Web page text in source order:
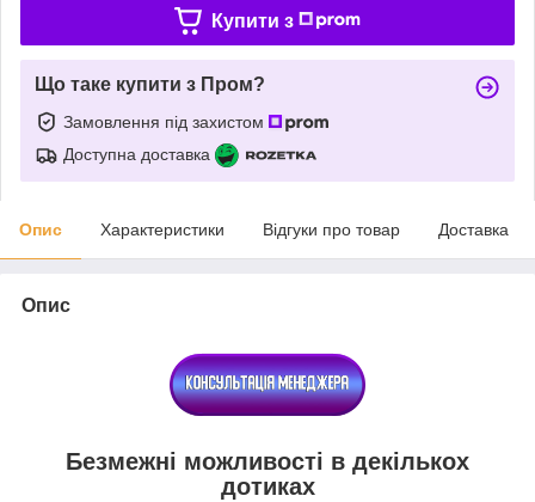
Купити з
Що таке купити з Пром?
Замовлення під захистом
Доступна доставка
Опис Характеристики Відгуки про товар Доставка
Опис
Безмежні можливості в декількох
дотиках